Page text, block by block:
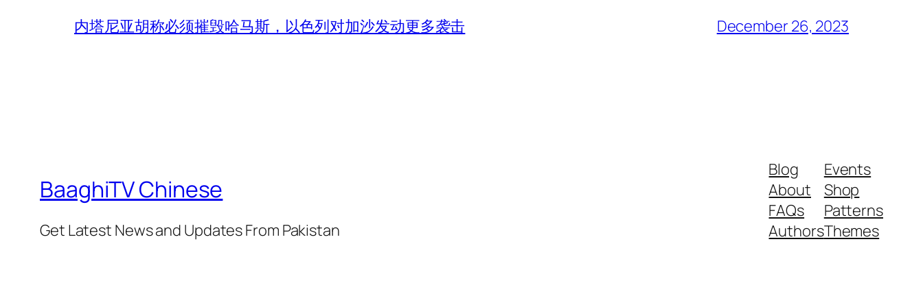
内塔尼亚胡称必须摧毁哈马斯，以色列对加沙发动更多袭击 December 26, 2023
BaaghiTV Chinese
Get Latest News and Updates From Pakistan
Blog
About
FAQs
Authors
Events
Shop
Patterns
Themes